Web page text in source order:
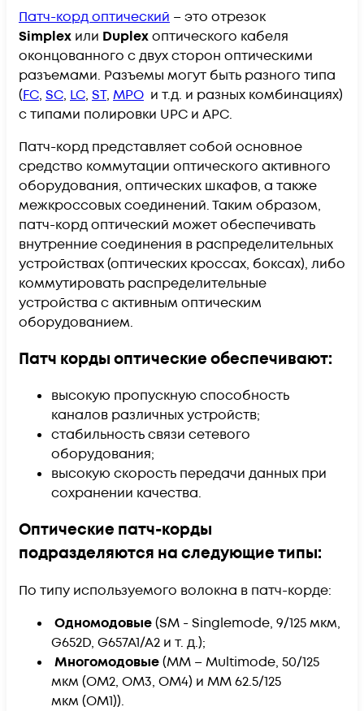
Патч-корд оптический – это отрезок
Simplex или Duplexоптического кабеля
оконцованного с двух сторон оптическими
разъемами. Разъемы могут быть разного типа
(FC, SC, LC, ST, MPO и т.д. и разных комбинациях)
с типами полировки UPC и APC.
Патч-корд представляет собой основное
средство коммутации оптического активного
оборудования, оптических шкафов, а также
межкроссовых соединений. Таким образом,
патч-корд оптический может обеспечивать
внутренние соединения в распределительных
устройствах (оптических кроссах, боксах), либо
коммутировать распределительные
устройства с активным оптическим
оборудованием.
Патч корды оптические обеспечивают:
высокую пропускную способность
каналов различных устройств;
стабильность связи сетевого
оборудования;
высокую скорость передачи данных при
сохранении качества.
Оптические патч-корды
подразделяются на следующие типы:
По типу используемого волокна в патч-корде:
Одномодовые(SM - Singlemode, 9/125 мкм,
G652D, G657A1/A2 и т. д.);
Многомодовые(ММ – Multimode, 50/125
мкм (ОМ2, ОМ3, ОМ4) и ММ 62.5/125
мкм (ОМ1)).